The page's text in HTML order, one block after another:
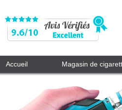
Accueil Magasin de